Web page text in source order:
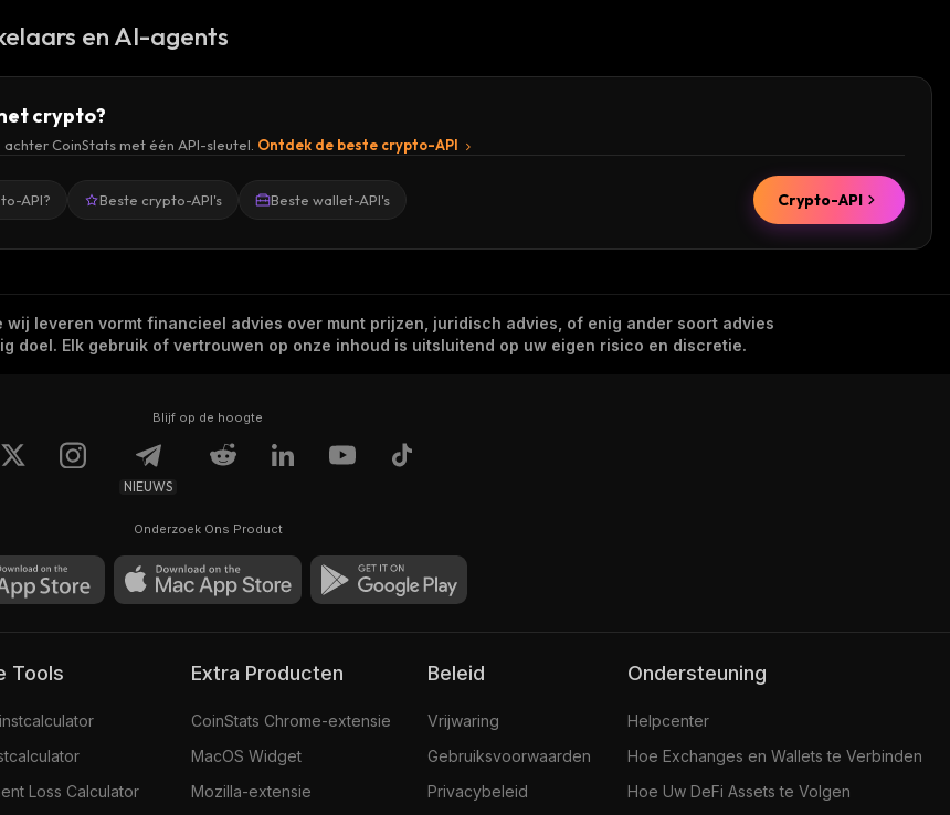
en AI-agents
crypto?
CoinStats met één API-sleutel. Ontdek de beste crypto-API
API? Beste crypto-API's Beste wallet-API's Crypto-API
wij leveren vormt financieel advies over munt prijzen, juridisch advies, of enig ander soort advies
doel. Elk gebruik of vertrouwen op onze inhoud is uitsluitend op uw eigen risico en discretie.
Blijf op de hoogte
NIEUWS
Onderzoek Ons Product
Tools
Loss Calculator
Extra Producten
CoinStats Chrome-extensie
MacOS Widget
Mozilla-extensie
Beleid
Vrijwaring
Gebruiksvoorwaarden
Privacybeleid
Ondersteuning
Helpcenter
Hoe Exchanges en Wallets te Verbinden
Hoe Uw DeFi Assets te Volgen